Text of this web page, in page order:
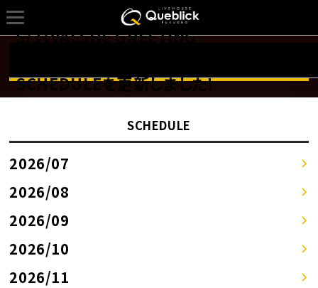
5/3【VALSHE GREETING
SCHEDULEを更新しました!
SCHEDULE
2026/07
2026/08
2026/09
2026/10
2026/11